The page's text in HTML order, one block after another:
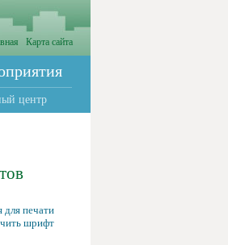
Карта сайта
центр
для печати
шрифт